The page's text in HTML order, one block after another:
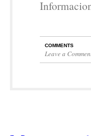
COMMENTS
Leave a